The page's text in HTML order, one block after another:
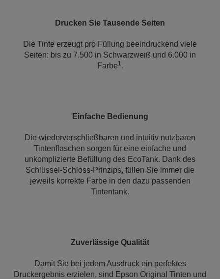
Drucken Sie Tausende Seiten
Die Tinte erzeugt pro Füllung beeindruckend viele
Seiten: bis zu 7.500 in Schwarzweiß und 6.000 in
Farbe1.
Einfache Bedienung
Die wiederverschließbaren und intuitiv nutzbaren
Tintenflaschen sorgen für eine einfache und
unkomplizierte Befüllung des EcoTank. Dank des
Schlüssel-Schloss-Prinzips, füllen Sie immer die
jeweils korrekte Farbe in den dazu passenden
Tintentank.
Zuverlässige Qualität
Damit Sie bei jedem Ausdruck ein perfektes
Druckergebnis erzielen, sind Epson Original Tinten und